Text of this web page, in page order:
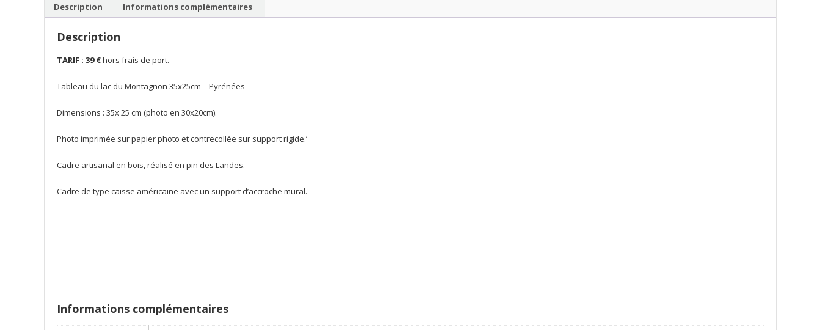
Description Informations complémentaires
Description
TARIF : 39 €hors frais de port.
Tableau du lac du Montagnon 35x25cm – Pyrénées
Dimensions : 35x 25 cm (photo en 30x20cm).
Photo imprimée sur papier photo et contrecollée sur support rigide.’
Cadre artisanal en bois, réalisé en pin des Landes.
Cadre de type caisse américaine avec un support d’accroche mural.
Informations complémentaires